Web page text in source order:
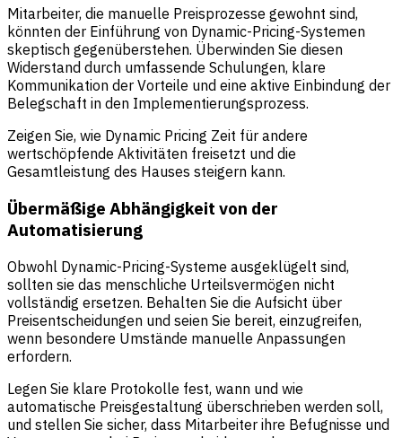
Mitarbeiter, die manuelle Preisprozesse gewohnt sind,
könnten der Einführung von Dynamic-Pricing-Systemen
skeptisch gegenüberstehen. Überwinden Sie diesen
Widerstand durch umfassende Schulungen, klare
Kommunikation der Vorteile und eine aktive Einbindung der
Belegschaft in den Implementierungsprozess.
Zeigen Sie, wie Dynamic Pricing Zeit für andere
wertschöpfende Aktivitäten freisetzt und die
Gesamtleistung des Hauses steigern kann.
Übermäßige Abhängigkeit von der
Automatisierung
Obwohl Dynamic-Pricing-Systeme ausgeklügelt sind,
sollten sie das menschliche Urteilsvermögen nicht
vollständig ersetzen. Behalten Sie die Aufsicht über
Preisentscheidungen und seien Sie bereit, einzugreifen,
wenn besondere Umstände manuelle Anpassungen
erfordern.
Legen Sie klare Protokolle fest, wann und wie
automatische Preisgestaltung überschrieben werden soll,
und stellen Sie sicher, dass Mitarbeiter ihre Befugnisse und